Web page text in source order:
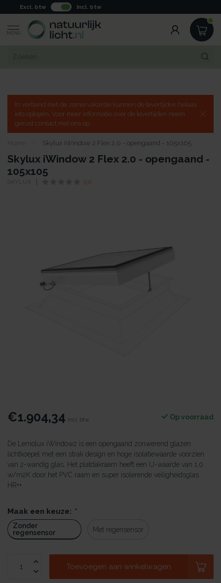
Excl. btw Incl. btw
MENU
In verband met de zomervakantie kunnen de levertijden helaas
iets oplopen. Voor meer informatie over de levertijden neem
gerust contact met ons op.
Home Skylux iWindow 2 Flex 2.0 - opengaand - 105x105
Skylux iWindow 2 Flex 2.0 - opengaand -
105x105
SKYLUX (0)
€1.904,34 Incl. btw Op voorraad
De Lemolux iWindow2 is een opengaand zonwerend glazen
lichtkoepel met een strak design en hoge isolatiewaarde voorzien
van 2-wandig glas. Het platdakraam heeft een U-waarde van 1.0
w/m2K door het PVC raam en super isolerende veiligheidsglas
HR++.
Maak een keuze: *
Zonder
regensensor
Met regensensor
Toevoegen aan winkelwagen